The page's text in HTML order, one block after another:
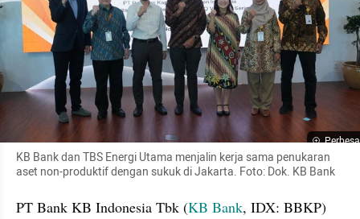
KB Bank dan TBS Energi Utama menjalin kerja sama penukaran
aset non-produktif dengan sukuk di Jakarta. Foto: Dok. KB Bank
PT Bank KB Indonesia Tbk (KB Bank, IDX: BBKP)